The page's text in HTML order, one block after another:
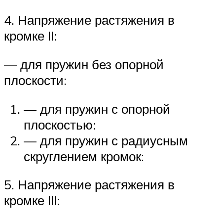
4. Напряжение растяжения в
кромке II:
— для пружин без опорной
плоскости:
— для пружин с опорной
плоскостью:
— для пружин с радиусным
скруглением кромок:
5. Напряжение растяжения в
кромке III: